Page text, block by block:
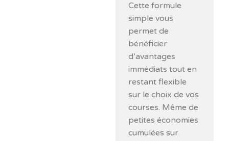
Cette formule
simple vous
permet de
bénéficier
d’avantages
immédiats tout en
restant flexible
sur le choix de vos
courses. Même de
petites économies
cumulées sur